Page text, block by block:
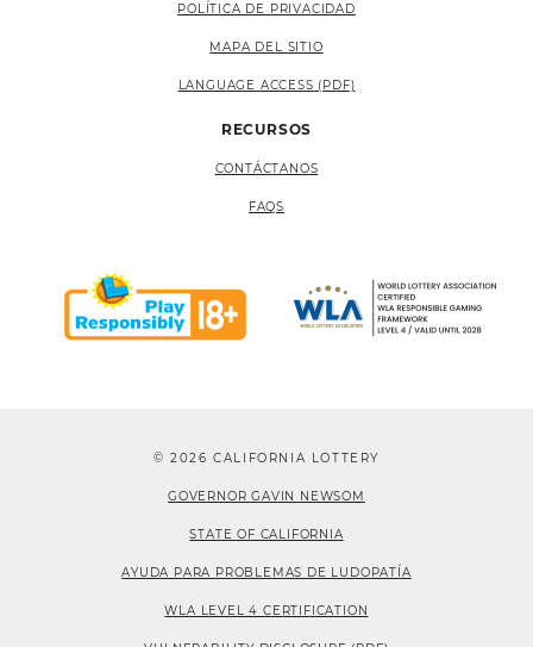
POLÍTICA DE PRIVACIDAD
MAPA DEL SITIO
LANGUAGE ACCESS (PDF)
RECURSOS
CONTÁCTANOS
FAQS
© 2026 CALIFORNIA LOTTERY
GOVERNOR GAVIN NEWSOM
STATE OF CALIFORNIA
AYUDA PARA PROBLEMAS DE LUDOPATÍA
WLA LEVEL 4 CERTIFICATION